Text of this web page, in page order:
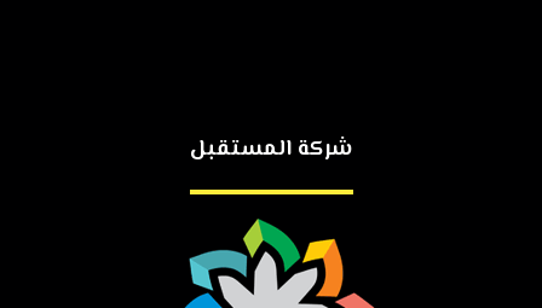
شركة المستقبل